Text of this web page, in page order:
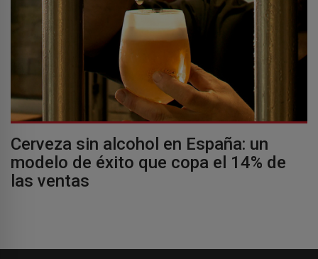
Cerveza sin alcohol en España: un
modelo de éxito que copa el 14% de
las ventas